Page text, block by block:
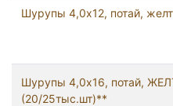
Шурупы 4,0x12, потай,
Шурупы 4,0x16, потай,
(20/25тыс.шт)**